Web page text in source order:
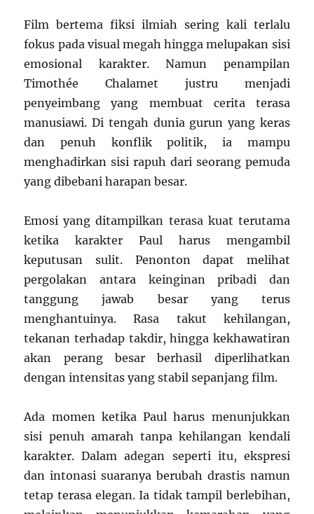
Film bertema fiksi ilmiah sering kali terlalu
fokus pada visual megah hingga melupakan sisi
emosional karakter. Namun penampilan
Timothée Chalamet justru menjadi
penyeimbang yang membuat cerita terasa
manusiawi. Di tengah dunia gurun yang keras
dan penuh konflik politik, ia mampu
menghadirkan sisi rapuh dari seorang pemuda
yang dibebani harapan besar.
Emosi yang ditampilkan terasa kuat terutama
ketika karakter Paul harus mengambil
keputusan sulit. Penonton dapat melihat
pergolakan antara keinginan pribadi dan
tanggung jawab besar yang terus
menghantuinya. Rasa takut kehilangan,
tekanan terhadap takdir, hingga kekhawatiran
akan perang besar berhasil diperlihatkan
dengan intensitas yang stabil sepanjang film.
Ada momen ketika Paul harus menunjukkan
sisi penuh amarah tanpa kehilangan kendali
karakter. Dalam adegan seperti itu, ekspresi
dan intonasi suaranya berubah drastis namun
tetap terasa elegan. Ia tidak tampil berlebihan,